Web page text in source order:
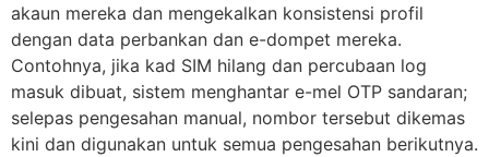
akaun mereka dan mengekalkan konsistensi profil
dengan data perbankan dan e-dompet mereka.
Contohnya, jika kad SIM hilang dan percubaan log
masuk dibuat, sistem menghantar e-mel OTP sandaran;
selepas pengesahan manual, nombor tersebut dikemas
kini dan digunakan untuk semua pengesahan berikutnya.